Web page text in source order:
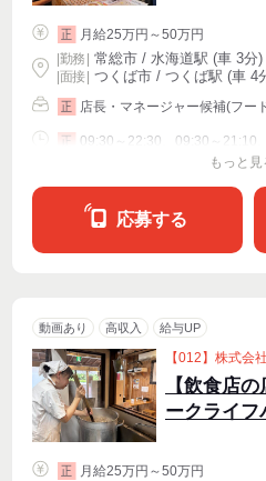
正
月給25万円～50万円
|勤務 常総市 / 水海道駅 (車 3分)
| 面接 | つくば市 / つくば駅 (車 4
正 店長・マネージャー候補(フード・飲食店)
正 09:30～22:30、09:30～21:10
もっと見
応募する
動画あり 高収入 給与UP
【012】株式
【飲食店
ークライ
正
月給25万円～50万円